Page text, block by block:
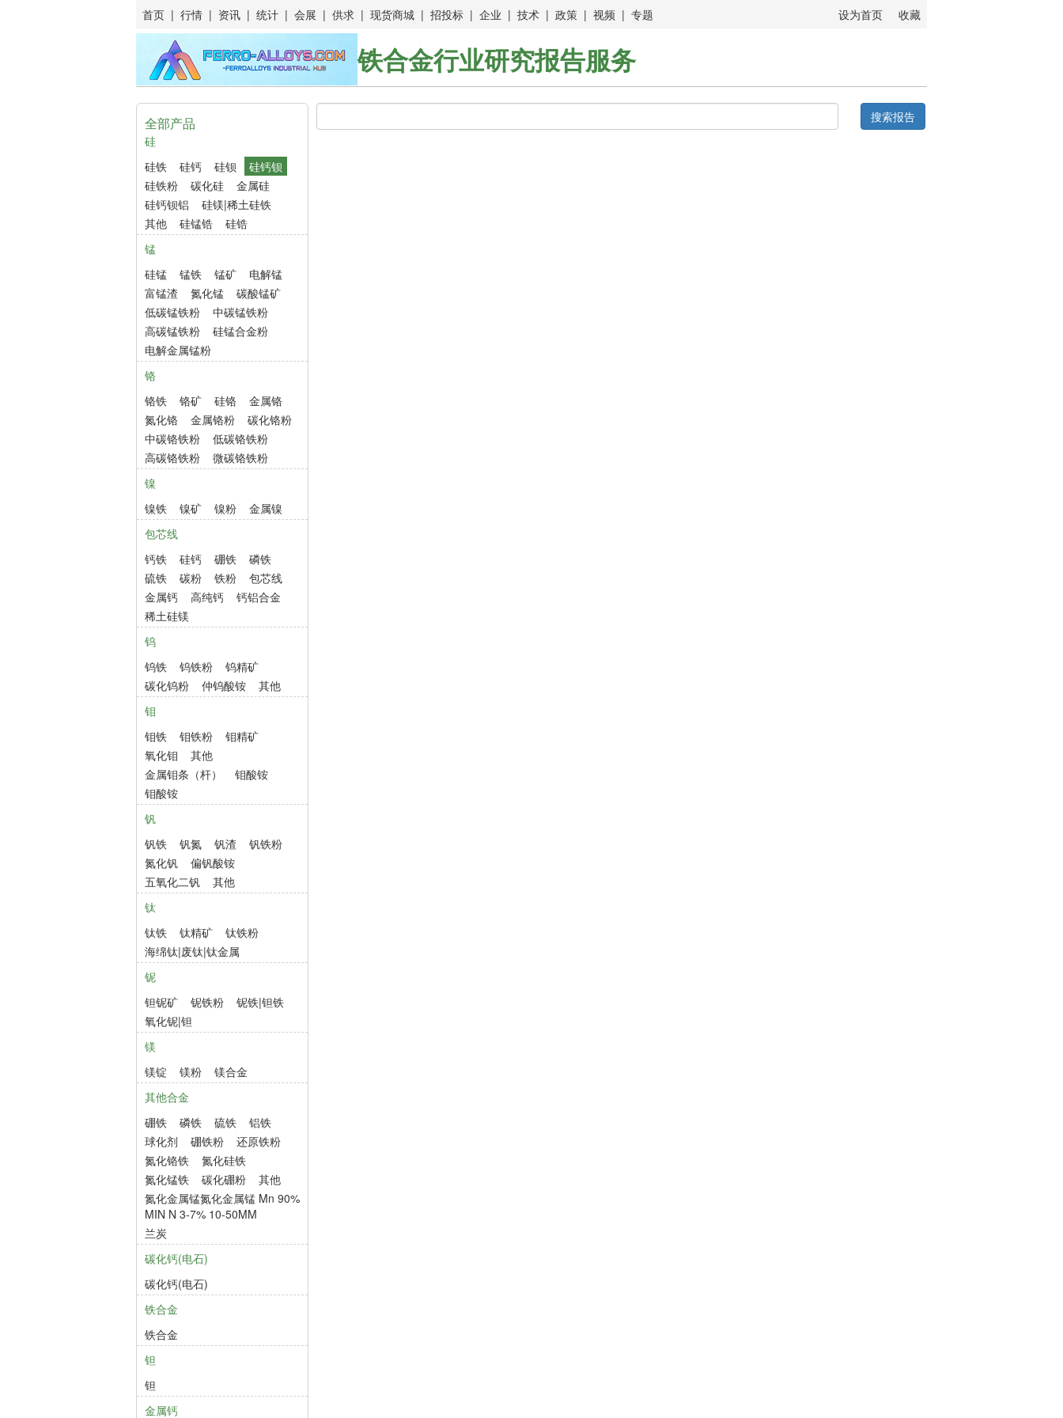
首页 | 行情 | 资讯 | 统计 | 会展 | 供求 | 现货商城 | 招投标 | 企业 | 技术 | 政策 | 视频 | 专题 设为首页 收藏
铁合金行业研究报告服务
全部产品
硅
硅铁
硅钙 硅钡
硅钙钡
硅铁粉
碳化硅
金属硅
硅钙钡铝
硅镁|稀土硅铁
其他
硅锰锆
硅锆
锰
硅锰
锰铁 锰矿
电解锰
富锰渣
氮化锰
碳酸锰矿
低碳锰铁粉
中碳锰铁粉
高碳锰铁粉
硅锰合金粉
电解金属锰粉
铬
铬铁
铬矿 硅铬
金属铬
氮化铬
金属铬粉
碳化铬粉
中碳铬铁粉
低碳铬铁粉
高碳铬铁粉
微碳铬铁粉
镍
镍铁
镍矿 镍粉
金属镍
包芯线
钙铁
硅钙 硼铁
磷铁
硫铁
碳粉 铁粉
包芯线
金属钙
高纯钙
钙铝合金
稀土硅镁
钨
钨铁
钨铁粉
钨精矿
碳化钨粉
仲钨酸铵
其他
钼
钼铁
钼铁粉
钼精矿
氧化钼
其他
金属钼条（杆）
钼酸铵
钼酸铵
钒
钒铁
钒氮 钒渣
钒铁粉
氮化钒
偏钒酸铵
五氧化二钒
其他
钛
钛铁
钛精矿
钛铁粉
海绵钛|废钛|钛金属
铌
钽铌矿
铌铁粉
铌铁|钽铁
氧化铌|钽
镁
镁锭
镁粉
镁合金
其他合金
硼铁
磷铁 硫铁
铝铁
球化剂
硼铁粉
还原铁粉
氮化铬铁
氮化硅铁
氮化锰铁
碳化硼粉
其他
氮化金属锰氮化金属锰 Mn 90%
MIN N 3-7% 10-50MM
兰炭
碳化钙(电石)
碳化钙(电石)
铁合金
铁合金
钽
钽
金属钙
搜索报告